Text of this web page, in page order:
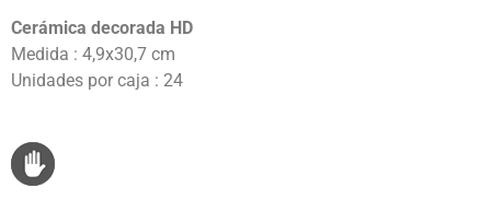
Cerámica decorada HD
Medida : 4,9x30,7 cm
Unidades por caja : 24